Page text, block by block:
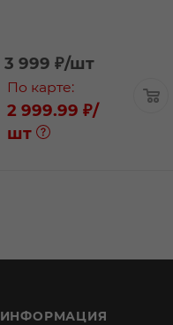
3 999 ₽/шт
По карте:
2 999.99 ₽/
шт
ИНФОРМАЦИЯ